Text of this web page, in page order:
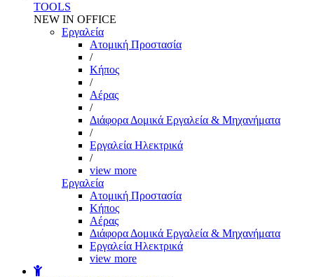
TOOLS
NEW IN OFFICE
Εργαλεία
Aτομική Προστασία
/
Kήπος
/
Αέρας
/
Διάφορα Δομικά Εργαλεία & Μηχανήματα
/
Εργαλεία Ηλεκτρικά
/
view more
Εργαλεία
Aτομική Προστασία
Kήπος
Αέρας
Διάφορα Δομικά Εργαλεία & Μηχανήματα
Εργαλεία Ηλεκτρικά
view more